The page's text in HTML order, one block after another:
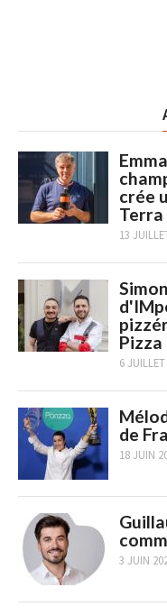
crée
Terra
13
Pizza
6
de
18 JUIN
3 JUIN